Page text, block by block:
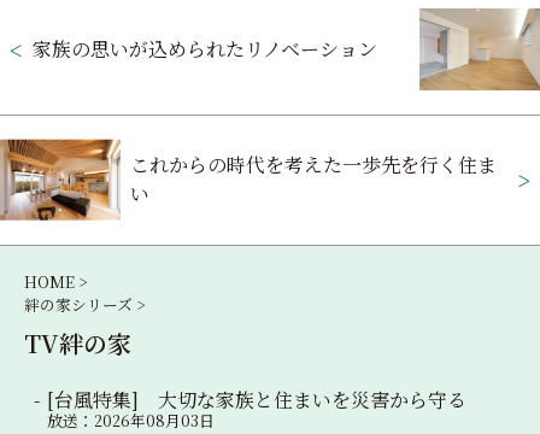
稿
ビ
ゲ
ー
シ
ョ
家族の思いが込められたリノベーション
これからの時代を考えた一歩先を行く住ま
い
HOME >
絆の家シリーズ >
TV絆の家
[台風特集] 大切な家族と住まいを災害から守る
放送：2026年08月03日